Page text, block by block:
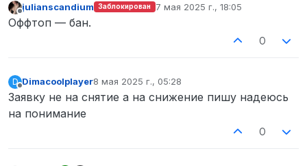
Не в сети
julianscandium Заблокирован 7 мая 2025 г., 18:05
отредактировано
Оффтоп — бан.
0
D
Не в сети
Dimacoolplayer8 мая 2025 г., 05:28
отредактировано
Заявку не на снятие а на снижение пишу надеюсь
на понимание
0